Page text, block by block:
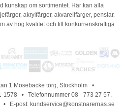
kunskap om sortimentet. Här kan alla
akrylfärger, akvarellfärger, penslar,
av hög kvalitet och till konkurrenskraftiga
1 Mosebacke torg, Stockholm •
1578 • Telefonnummer 08 - 773 27 57,
E-post: kundservice@konstnarernas.se